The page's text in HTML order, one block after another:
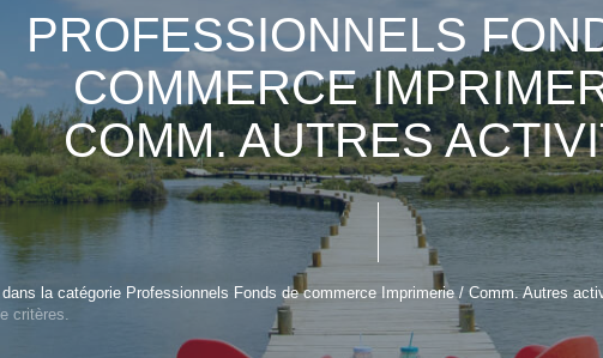
PROFESSIONNELS
COMMERCE
COMM. AUTRES
la catégorie Professionnels Fonds de commerce Imprimerie / Comm. Autres
critères.